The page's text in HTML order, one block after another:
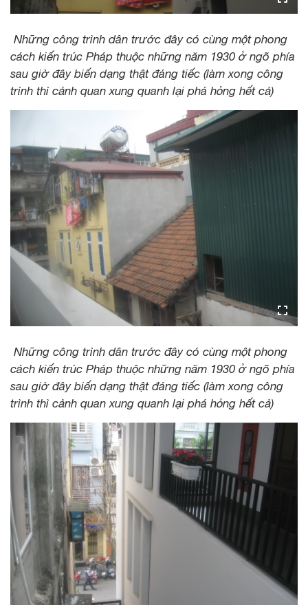
Những công trình dân trước đây có cùng một phong
cách kiến trúc Pháp thuộc những năm 1930 ở ngõ phía
sau giờ đây biến dạng thật đáng tiếc (làm xong công
trình thì cảnh quan xung quanh lại phá hỏng hết cả)
Những công trình dân trước đây có cùng một phong
cách kiến trúc Pháp thuộc những năm 1930 ở ngõ phía
sau giờ đây biến dạng thật đáng tiếc (làm xong công
trình thì cảnh quan xung quanh lại phá hỏng hết cả)